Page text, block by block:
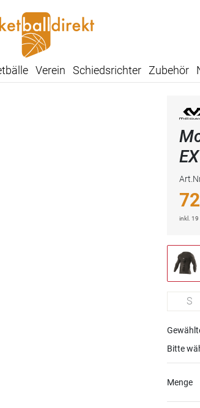
Verein Schiedsrichter Zubehör
inkl. 19
S
Bitte
Menge